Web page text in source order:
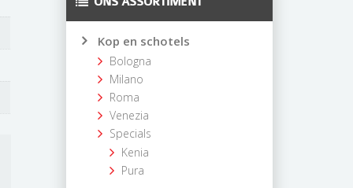
Kop en schotels
Bologna
Milano
Roma
Venezia
Specials
Kenia
Pura